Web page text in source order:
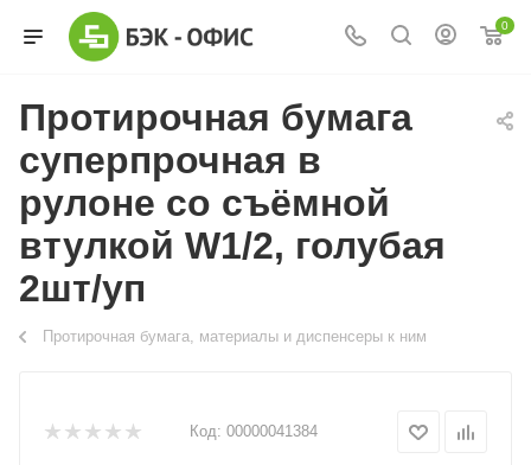
0
Протирочная бумага
суперпрочная в
рулоне со съёмной
втулкой W1/2, голубая
2шт/уп
Протирочная бумага, материалы и диспенсеры к ним
Код: 00000041384